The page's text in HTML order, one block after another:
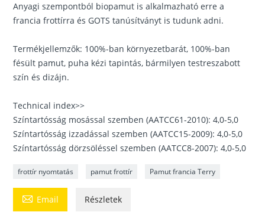
Anyagi szempontból biopamut is alkalmazható erre a
francia frottírra és GOTS tanúsítványt is tudunk adni.
Termékjellemzők: 100%-ban környezetbarát, 100%-ban
fésült pamut, puha kézi tapintás, bármilyen testreszabott
szín és dizájn.
Technical index>>
Színtartósság mosással szemben (AATCC61-2010): 4,0-5,0
Színtartósság izzadással szemben (AATCC15-2009): 4,0-5,0
Színtartósság dörzsöléssel szemben (AATCC8-2007): 4,0-5,0
frottír nyomtatás pamut frottír Pamut francia Terry
 Email Részletek